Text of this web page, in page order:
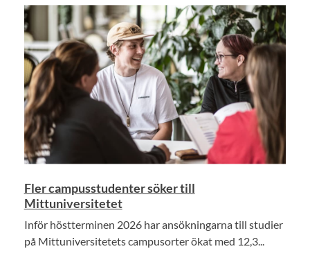
Fler campusstudenter söker till
Mittuniversitetet
Inför höstterminen 2026 har ansökningarna till studier
på Mittuniversitetets campusorter ökat med 12,3...